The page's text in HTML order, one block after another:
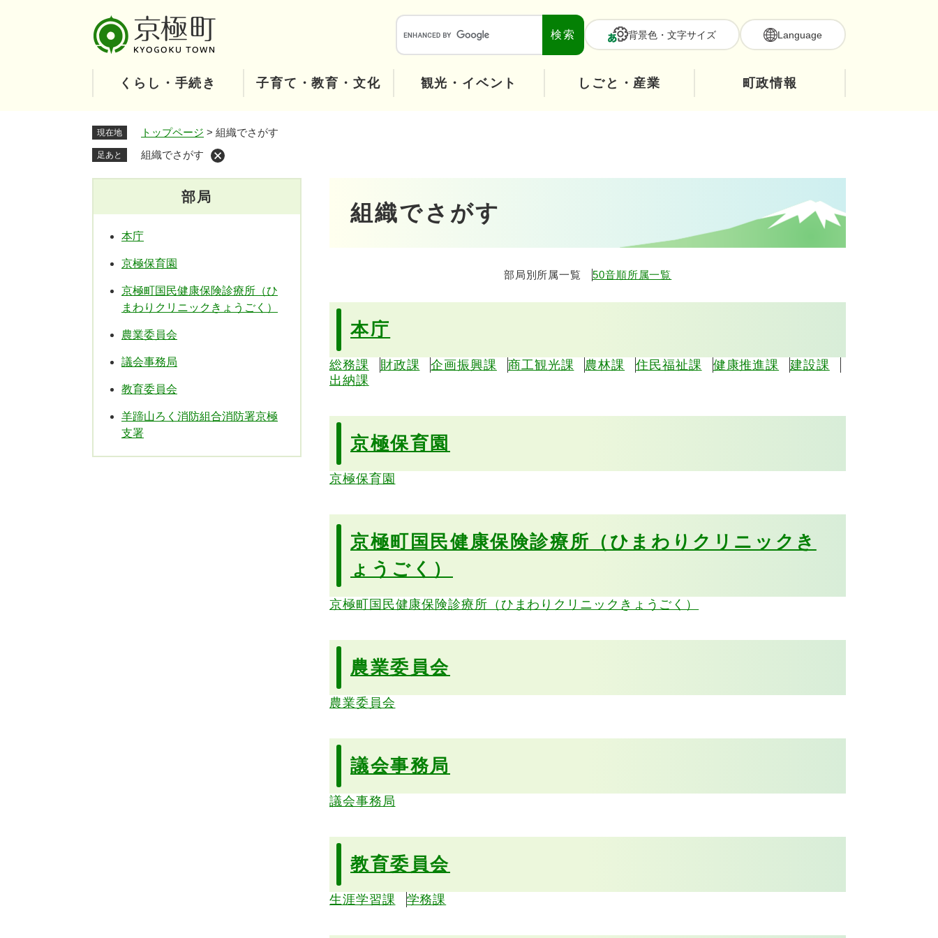
本
へ
背景色・文字サイズ Language
くらし・手続き 子育て・教育・文化 観光・イベント しごと・産業 町政情報
現在地 トップページ > 組織でさがす
足あと 組織でさがす
組織でさがす
部局別所属一覧 50音順所属一覧
本庁
総務課 財政課 企画振興課 商工観光課 農林課 住民福祉課 健康推進課
建設課
出納課
京極保育園
京極保育園
京極町国民健康保険診療所（ひまわりクリニックき
ょうごく）
京極町国民健康保険診療所（ひまわりクリニックきょうごく）
農業委員会
農業委員会
議会事務局
議会事務局
教育委員会
生涯学習課 学務課
部局
本庁
京極保育園
京極町国民健康保険診療所（ひ
まわりクリニックきょうごく）
農業委員会
議会事務局
教育委員会
羊蹄山ろく消防組合消防署京極
支署